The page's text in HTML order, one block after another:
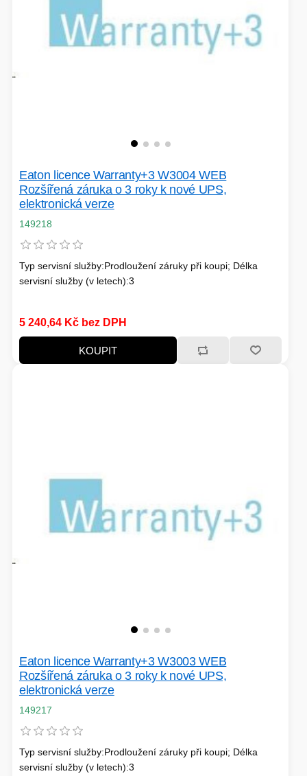
Eaton licence Warranty+3 W3004 WEB
Rozšířená záruka o 3 roky k nové UPS,
elektronická verze
149218
Typ servisní služby:Prodloužení záruky při koupi; Délka
servisní služby (v letech):3
5 240,64 Kč bez DPH
KOUPIT
Eaton licence Warranty+3 W3003 WEB
Rozšířená záruka o 3 roky k nové UPS,
elektronická verze
149217
Typ servisní služby:Prodloužení záruky při koupi; Délka
servisní služby (v letech):3